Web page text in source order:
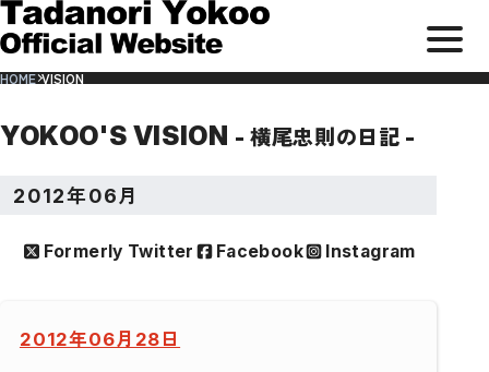
サ
ト
内
ー
本
ま
で
プ
メ
ュ
HOME VISION
YOKOO'S VISION - 横尾忠則の日記 -
2012年06月
Formerly Twitter Facebook Instagram
2012年06月28日